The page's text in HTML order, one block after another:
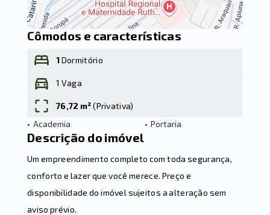
Cômodos e características
1Dormitório
1 Vaga
76,72 m²(Privativa)
• Academia • Portaria
Descrição do imóvel
Um empreendimento completo com toda segurança,
conforto e lazer que você merece. Preço e
disponibilidade do imóvel sujeitos a alteração sem
aviso prévio.